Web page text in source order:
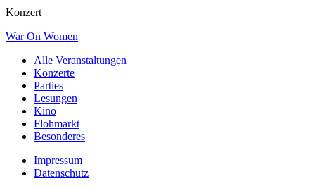
Konzert
War On Women
Alle Veranstaltungen
Konzerte
Parties
Lesungen
Kino
Flohmarkt
Besonderes
Impressum
Datenschutz